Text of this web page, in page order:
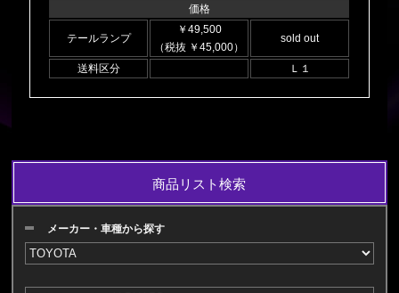
価格
テールランプ
￥49,500
（税抜 ￥45,000）
sold out
送料区分 Ｌ１
商品リスト検索
メーカー・車種から探す